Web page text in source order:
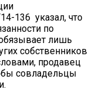
136 указал, что
по
лишь
собственников
продавец
совладельцы